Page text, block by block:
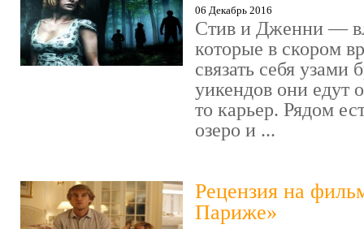
06 Декабрь 2016
Стив и Дженни —
которые в скором
связать себя узами
уикендов они едут
то карьер. Рядом
озеро и ...
Рецензия на
Париже»